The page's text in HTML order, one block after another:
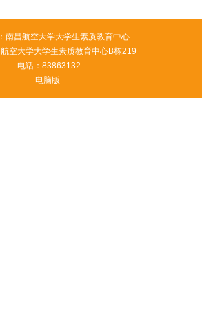
南昌航空大学大学生素质教育中心
空大学大学生素质教育中心B栋219
电话：83863132
电脑版